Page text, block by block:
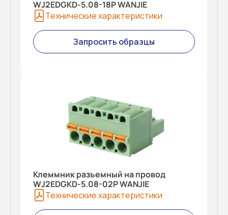
WJ2EDGKD-5.08-18P WANJIE
Технические характеристики
Запросить образцы
Клеммник разъемный на провод
WJ2EDGKD-5.08-02P WANJIE
Технические характеристики